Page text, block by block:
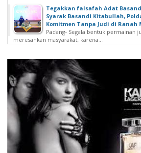
Tegakkan falsafah Adat
Syarak Basandi Kitabullah,
Komitmen Tanpa Judi di Ranah
Padang- Segala bentuk permainan
meresahkan masyarakat, karena...